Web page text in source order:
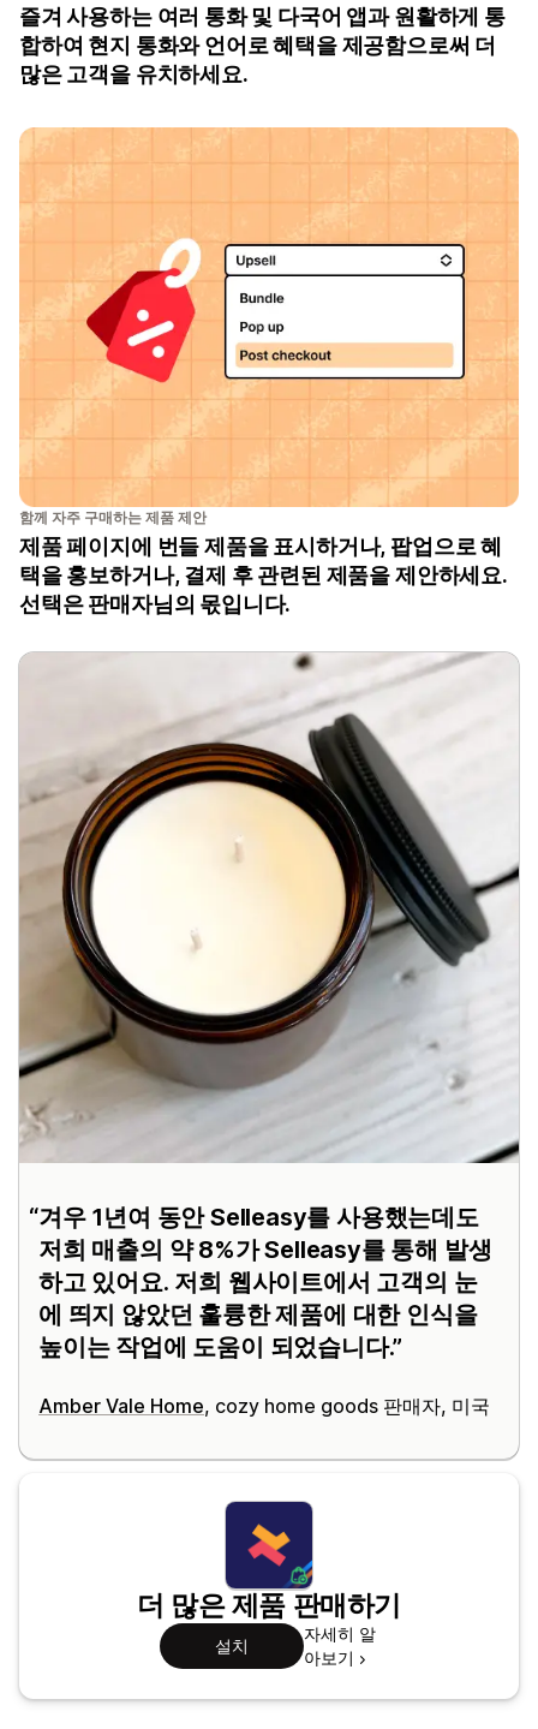
즐겨 사용하는 여러 통화 및 다국어 앱과 원활하게 통
합하여 현지 통화와 언어로 혜택을 제공함으로써 더
많은 고객을 유치하세요.
함께 자주 구매하는 제품 제안
제품 페이지에 번들 제품을 표시하거나, 팝업으로 혜
택을 홍보하거나, 결제 후 관련된 제품을 제안하세요.
선택은 판매자님의 몫입니다.
겨우 1년여 동안 Selleasy를 사용했는데도
저희 매출의 약 8%가 Selleasy를 통해 발생
하고 있어요. 저희 웹사이트에서 고객의 눈
에 띄지 않았던 훌륭한 제품에 대한 인식을
높이는 작업에 도움이 되었습니다.
Amber Vale Home, cozy home goods 판매자, 미국
더 많은 제품 판매하기
설치
자세히 알
아보기